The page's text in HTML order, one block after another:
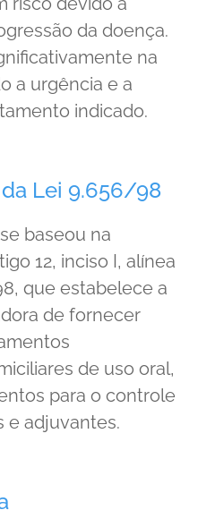
da doença.
na
a urgência e a
indicado.
Lei 9.656/98
baseou na
12, inciso I, alínea
que estabelece a
de fornecer
de uso oral,
para o controle
e adjuvantes.